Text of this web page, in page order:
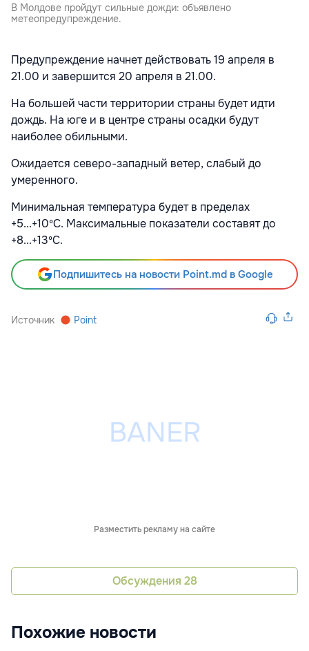
В Молдове пройдут сильные дожди: объявлено
метеопредупреждение.
Предупреждение начнет действовать 19 апреля в
21.00 и завершится 20 апреля в 21.00.
На большей части территории страны будет идти
дождь. На юге и в центре страны осадки будут
наиболее обильными.
Ожидается северо-западный ветер, слабый до
умеренного.
Минимальная температура будет в пределах
+5...+10ºC. Максимальные показатели составят до
+8...+13ºC.
Подпишитесь на новости Point.md в Google
Источник Point
Разместить рекламу на сайте
Обсуждения 28
Похожие новости